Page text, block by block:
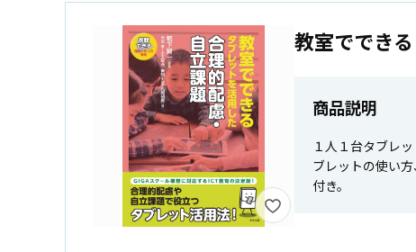
教室ででき
商品説明
１人１台タブレ
ブレットの使い
付き。